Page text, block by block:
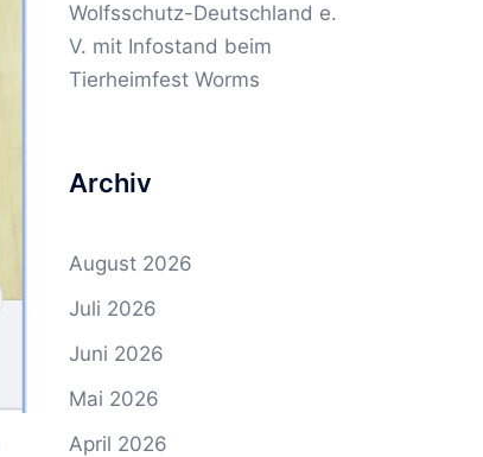
Wolfsschutz-Deutschland e.
V. mit Infostand beim
Tierheimfest Worms
Archiv
August 2026
Juli 2026
Juni 2026
Mai 2026
April 2026